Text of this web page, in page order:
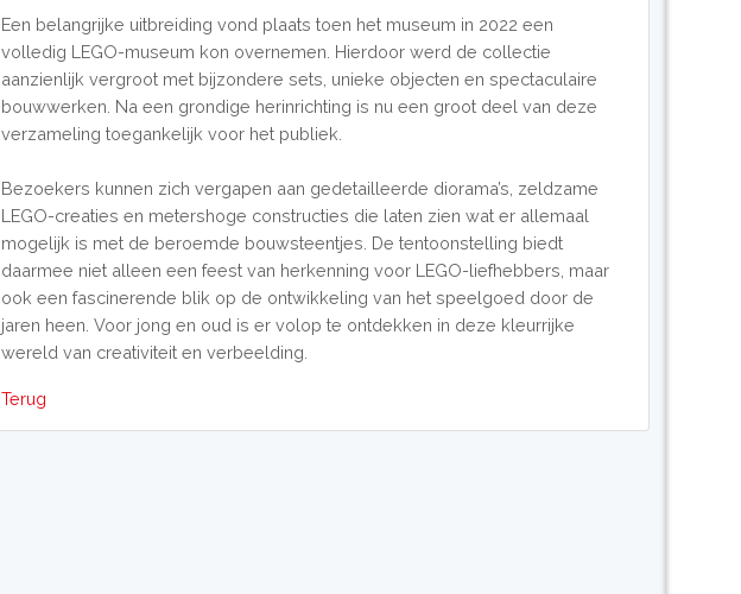
Een belangrijke uitbreiding vond plaats toen het museum in 2022 een
volledig LEGO-museum kon overnemen. Hierdoor werd de collectie
aanzienlijk vergroot met bijzondere sets, unieke objecten en spectaculaire
bouwwerken. Na een grondige herinrichting is nu een groot deel van deze
verzameling toegankelijk voor het publiek.
Bezoekers kunnen zich vergapen aan gedetailleerde diorama’s, zeldzame
LEGO-creaties en metershoge constructies die laten zien wat er allemaal
mogelijk is met de beroemde bouwsteentjes. De tentoonstelling biedt
daarmee niet alleen een feest van herkenning voor LEGO-liefhebbers, maar
ook een fascinerende blik op de ontwikkeling van het speelgoed door de
jaren heen. Voor jong en oud is er volop te ontdekken in deze kleurrijke
wereld van creativiteit en verbeelding.
Terug